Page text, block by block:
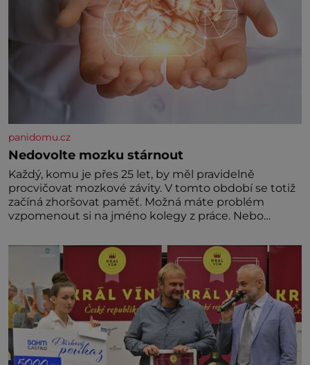
panidomu.cz
Nedovolte mozku stárnout
Každý, komu je přes 25 let, by měl pravidelně
procvičovat mozkové závity. V tomto období se totiž
začíná zhoršovat paměť. Možná máte problém
vzpomenout si na jméno kolegy z práce. Nebo
nedávno přečetli. Je to opravdu tak, s věkem jako
kdyby se paměť rozhodla stávkovat. Cvičte